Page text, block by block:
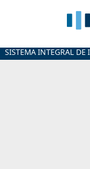
SISTEMA INTEGRAL